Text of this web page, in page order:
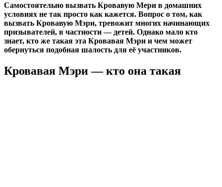
Самостоятельно вызвать Кровавую Мери в домашних
условиях не так просто как кажется. Вопрос о том, как
вызвать Кровавую Мэри, тревожит многих начинающих
призывателей, в частности — детей. Однако мало кто
знает, кто же такая эта Кровавая Мэри и чем может
обернуться подобная шалость для её участников.
Кровавая Мэри — кто она такая